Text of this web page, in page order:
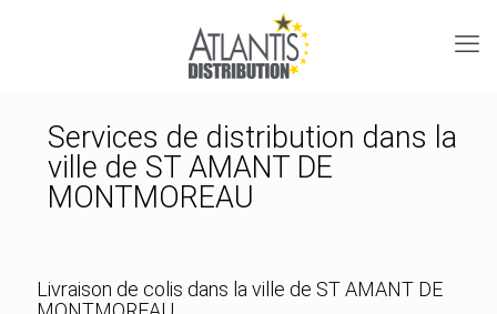
Services de distribution dans la
ville de ST AMANT DE
MONTMOREAU
Livraison de colis dans la ville de ST AMANT DE